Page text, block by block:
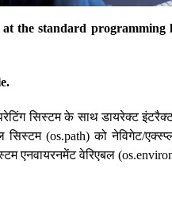
at the standard
सिस्टम के साथ डायरेक्ट
(os.path) को नेविगेट/
एनवायरनमेंट वेरिएबल